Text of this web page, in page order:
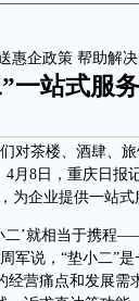
惠企政策 帮助解
一站式服
茶楼、酒肆、旅
月8日，重庆日报
为企业提供一站式
’就相当于携程
军说，“垫小二”
营痛点和发展需